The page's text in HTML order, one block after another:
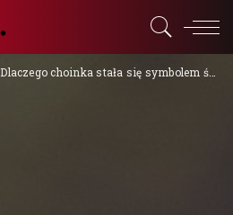
Dlaczego choinka stała się symbolem świąt?